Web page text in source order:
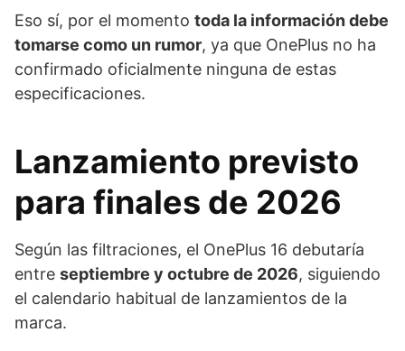
Eso sí, por el momento toda la información debe
tomarse como un rumor, ya que OnePlus no ha
confirmado oficialmente ninguna de estas
especificaciones.
Lanzamiento previsto
para finales de 2026
Según las filtraciones, el OnePlus 16 debutaría
entre septiembre y octubre de 2026, siguiendo
el calendario habitual de lanzamientos de la
marca.